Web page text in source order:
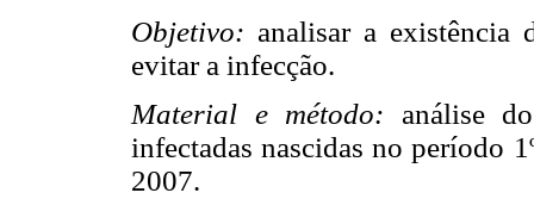
Objetivo: analisar a existência
evitar a infecção.
Material e método: análise
infectadas nascidas no período
2007.